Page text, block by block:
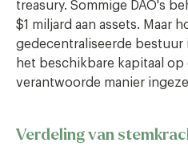
treasury. Sommige DAO's
$1 miljard aan assets. Maar
gedecentraliseerde bestuur
het beschikbare kapitaal
verantwoorde manier
Verdeling van